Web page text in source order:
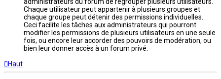
Chaque utilisateur peut appartenir à plusieurs groupes et
chaque groupe peut détenir des permissions individuelles.
Ceci facilite les tâches aux administrateurs qui pourront
modifier les permissions de plusieurs utilisateurs en une seule
fois, ou encore leur accorder des pouvoirs de modération, ou
bien leur donner accès à un forum privé.
Haut